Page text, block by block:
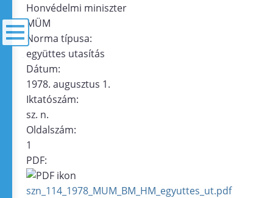
Honvédelmi miniszter
MÜM
Norma típusa:
együttes utasítás
Dátum:
1978. augusztus 1.
Iktatószám:
sz. n.
Oldalszám:
1
PDF:
szn_114_1978_MUM_BM_HM_egyuttes_ut.pdf